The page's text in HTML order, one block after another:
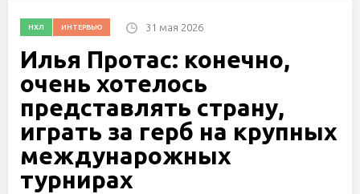
НХЛ ИНТЕРВЬЮ 31 мая 2026
Илья Протас: конечно,
очень хотелось
представлять страну,
играть за герб на крупных
междунарожных
турнирах